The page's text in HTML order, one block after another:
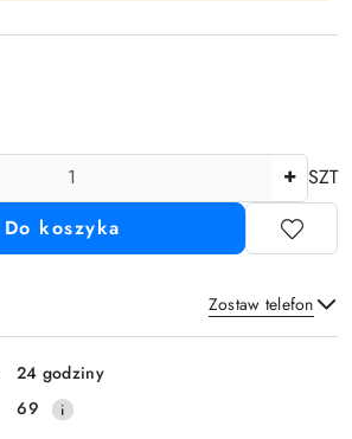
SZT
Do koszyka
Zostaw telefon
Wyślij
24 godziny
69